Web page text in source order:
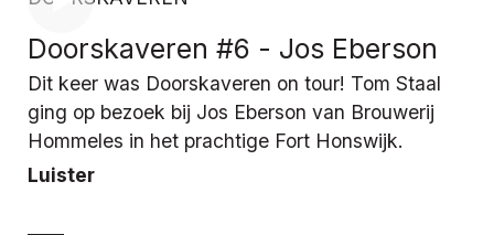
Doorskaveren #6 - Jos Eberson
Dit keer was Doorskaveren on tour! Tom Staal
ging op bezoek bij Jos Eberson van Brouwerij
Hommeles in het prachtige Fort Honswijk.
Luister